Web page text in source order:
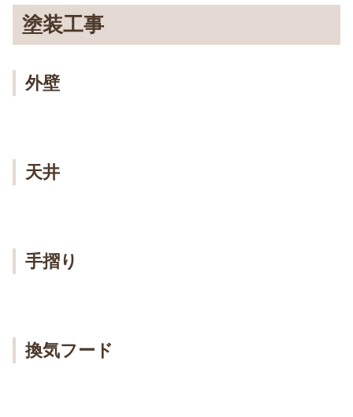
塗装工事
外壁
天井
手摺り
換気フード